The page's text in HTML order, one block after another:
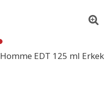
EDT 125 ml Erkek